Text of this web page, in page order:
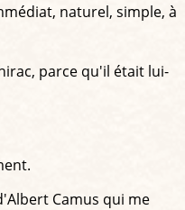
naturel, simple, à
parce qu'il était lui-
Camus qui me